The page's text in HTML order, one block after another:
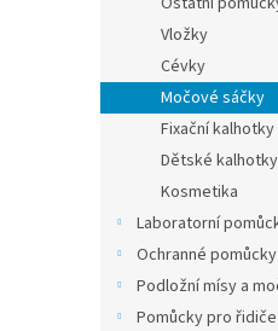
Vložky
Cévky
Močové sáčky
Fixační kalhotky
Dětské kalhotky
Kosmetika
Laboratorní
Ochranné pomůcky
Podložní mísy a
Pomůcky pro řidiče